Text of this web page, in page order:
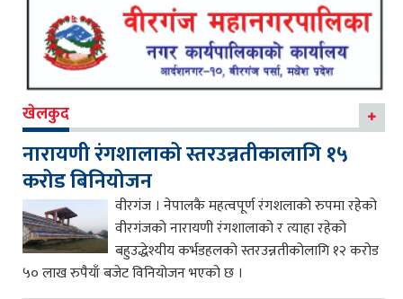
खेलकुद
नारायणी रंगशालाको स्तरउन्नतीकालागि १५
करोड बिनियोजन
वीरगंज । नेपालकै महत्वपूर्ण रंगशलाको रुपमा रहेको
वीरगंजको नारायणी रंगशालाको र त्याहा रहेको
बहुउद्धेश्यीय कर्भडहलको स्तरउन्नतीकोलागि १२ करोड
५० लाख रुपैयाँ बजेट विनियोजन भएको छ ।